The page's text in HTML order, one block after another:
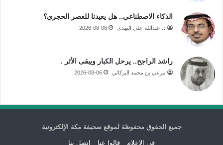
الذكاء الاصطناعي.. هل يعيدنا للعصر الحجري؟
د. عبدالله علي النهدي 2026-08-06
راشد الراجح.. يرحل الكبار ويبقى الأثر .
مرعي بن محمد البركاتي 2026-08-06
جميع الحقوق محفوظة لموقع صحيفة مكة الإلكترونية
فى الاعلام قالوا عنا اتصل بنا